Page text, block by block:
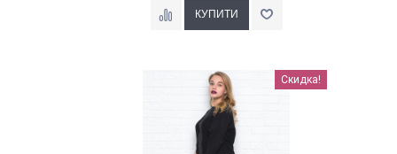
Наклейки Варіант з % Скидка!